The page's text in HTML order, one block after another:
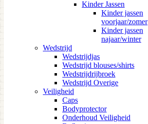
Kinder Jassen
Kinder jassen
voorjaar/zomer
Kinder jassen
najaar/winter
Wedstrijd
Wedstrijdjas
Wedstrijd blouses/shirts
Wedstrijdrijbroek
Wedstrijd Overige
Veiligheid
Caps
Bodyprotector
Onderhoud Veiligheid